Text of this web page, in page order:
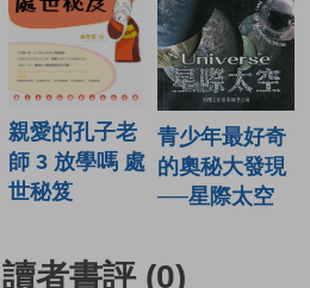
親愛的孔子老
師 3 放學嗎 處
世秘笈
青少年最好奇
的奧秘大發現
──星際太空
讀者書評 (0)